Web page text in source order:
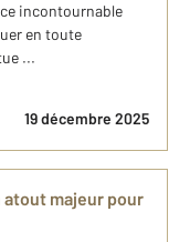
incontournable
en toute
...
19 décembre 2025
atout majeur pour